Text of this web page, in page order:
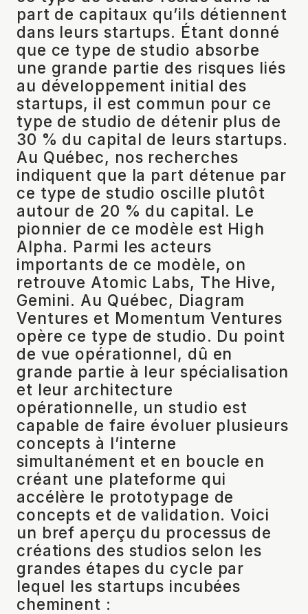
part de capitaux qu’ils détiennent
dans leurs startups. Étant donné
que ce type de studio absorbe
une grande partie des risques liés
au développement initial des
startups, il est commun pour ce
type de studio de détenir plus de
30 % du capital de leurs startups.
Au Québec, nos recherches
indiquent que la part détenue par
ce type de studio oscille plutôt
autour de 20 % du capital. Le
pionnier de ce modèle est High
Alpha. Parmi les acteurs
importants de ce modèle, on
retrouve Atomic Labs, The Hive,
Gemini. Au Québec, Diagram
Ventures et Momentum Ventures
opère ce type de studio. Du point
de vue opérationnel, dû en
grande partie à leur spécialisation
et leur architecture
opérationnelle, un studio est
capable de faire évoluer plusieurs
concepts à l’interne
simultanément et en boucle en
créant une plateforme qui
accélère le prototypage de
concepts et de validation. Voici
un bref aperçu du processus de
créations des studios selon les
grandes étapes du cycle par
lequel les startups incubées
cheminent :